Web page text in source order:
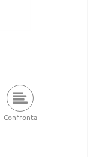
Confronta